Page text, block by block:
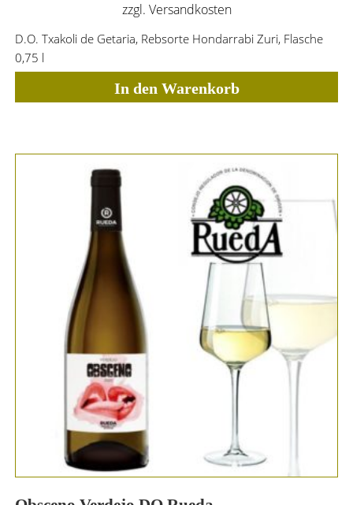
zzgl. Versandkosten
D.O. Txakoli de Getaria, Rebsorte Hondarrabi Zuri, Flasche
0,75 l
In den Warenkorb